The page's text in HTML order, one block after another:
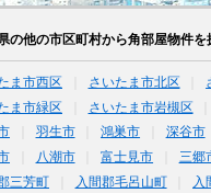
の他の市区町村から角部屋物件を
ま市西区 さいたま市北区
ま市緑区
さいたま市岩槻区
羽生市 鴻巣市 深谷市
八潮市 富士見市 三郷
三芳町
入間郡毛呂山町 入